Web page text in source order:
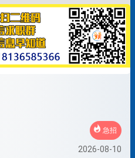
急招
2026-08-10